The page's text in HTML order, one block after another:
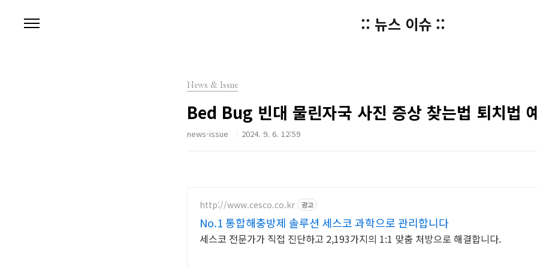
:: 뉴스 이슈 ::
News & Issue
Bed Bug 빈대 물린자국 사진 증상 찾는법 퇴치법
news-issue 2024. 9. 6. 12:59
http://www.cesco.co.kr 광고
No.1 통합해충방제 솔루션 세스코 과학으로 관리합니다
세스코 전문가가 직접 진단하고 2,193가지의 1:1 맞춤 처방으로 해결합니다.